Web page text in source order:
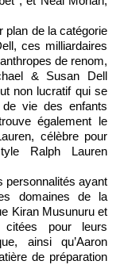
plan de la catégorie
ces milliardaires
de renom,
& Susan Dell
non lucratif qui se
de vie des enfants
également le
célèbre pour
Ralph Lauren
personnalités ayant
domaines de la
Kiran Musunuru et
citées pour leurs
ainsi qu’Aaron
de préparation